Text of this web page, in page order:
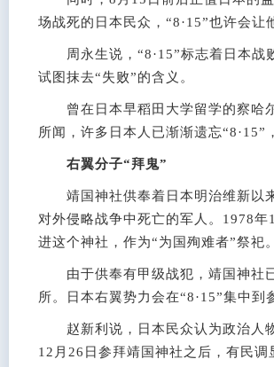
场战死的日本民众，“8·15”也许会让
周永生说，“8·15”标志着日本战败
试图抹去“失败”的含义。
曾在日本早稻田大学留学的察哈
所闻，许多日本人已渐渐遗忘“8·15”
右翼分子“拜鬼”
靖国神社供奉着日本明治维新以
对外侵略战争中死亡的军人。1978
进这个神社，作为“为国殉难者”祭祀。
由于供奉有甲级战犯，靖国神社
所。日本右翼势力会在“8·15”集中到
赵新利说，日本民众认为政治人
12月26日参拜靖国神社之后，有民调